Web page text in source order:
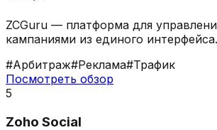
ZCGuru — платформа для
кампаниями из единого интерфейса.
#Арбитраж#Реклама#Трафик
Посмотреть обзор
5
Zoho Social